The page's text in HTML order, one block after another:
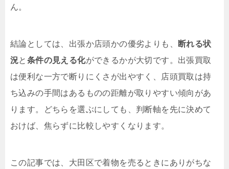
ん。
結論としては、出張か店頭かの優劣よりも、
断れる状
況と 条件の見える化ができるかが大切です。出張買取
は便利な一方で断りにくさが出やすく、店頭買取は持
ち込みの手間はあるものの距離が取りやすい傾向があ
ります。どちらを選ぶにしても、判断軸を先に決めて
おけば、焦らずに比較しやすくなります。
この記事では、大田区で着物を売るときにありがちな